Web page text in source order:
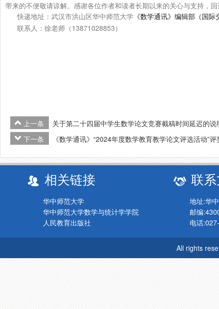
带来的不便敬请谅解。 感谢各位作者和读者长期以来的关心与支持，
快递地址：武汉市洪山区华中师范大学 《数学通讯》编辑部（国
联系人：徐老师（13871028853）
上一条
关于第二十四届中学生数学论文竞赛截稿时间延迟的说
下一条
《数学通讯》“2024年度数学教育教学论文评选活动”
相关链接
华中师范大学
华中师范大学数学与统计学学院
人民教育出版社
联
地址:华
邮编
电话
All rights